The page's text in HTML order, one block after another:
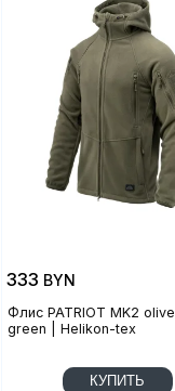
Флис PATRIOT MK2 olive
green | Helikon-tex
333 BYN
КУПИТЬ